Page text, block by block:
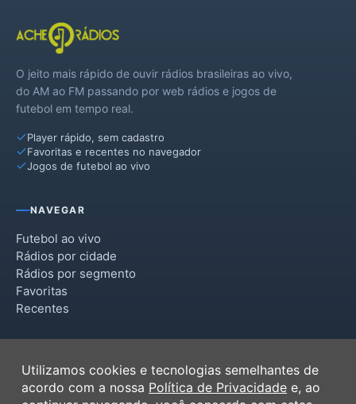
Rodolfo Fernandes
São Francisco do Oeste
Severiano Melo
Taboleiro Grande
Tenente Ananias
Umarizal
O jeito mais rápido de ouvir rádios brasileiras ao vivo,
do AM ao FM passando por web rádios e jogos de
futebol em tempo real.
Player rápido, sem cadastro
Favoritas e recentes no navegador
Jogos de futebol ao vivo
NAVEGAR
Futebol ao vivo
Rádios por cidade
Rádios por segmento
Favoritas
Recentes
Termos de Uso
Política de Privacidade
Utilizamos cookies e tecnologias semelhantes de
acordo com a nossa Política de Privacidade e, ao